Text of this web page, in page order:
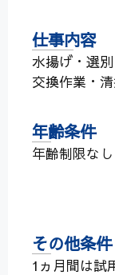
仕事内容
水揚げ・選
交換作業・
年齢条件
年齢制限なし
その他条件
1ヵ月間は試